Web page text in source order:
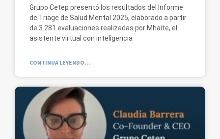
Grupo Cetep presentó los resultados del Informe
de Triage de Salud Mental 2025, elaborado a partir
de 3.281 evaluaciones realizadas por Mhaite, el
asistente virtual con inteligencia
CONTINUA LEYENDO...